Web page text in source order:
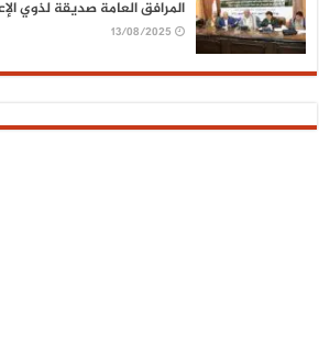
المرافق العامة صديقة لذوي
13/08/2025